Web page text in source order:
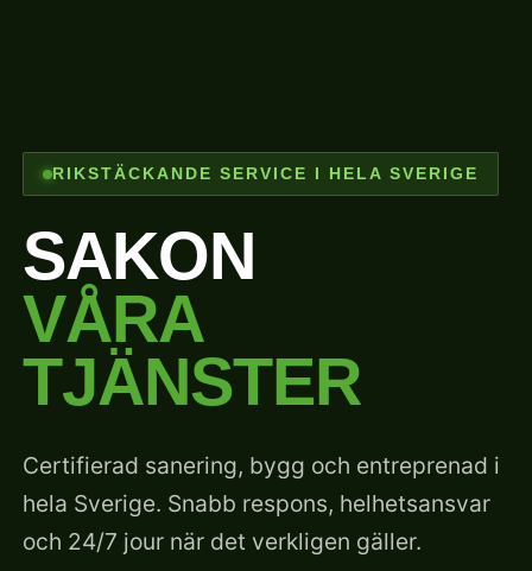
RIKSTÄCKANDE SERVICE I HELA SVERIGE
SAKON
VÅRA
TJÄNSTER
Certifierad sanering, bygg och entreprenad i
hela Sverige. Snabb respons, helhetsansvar
och 24/7 jour när det verkligen gäller.